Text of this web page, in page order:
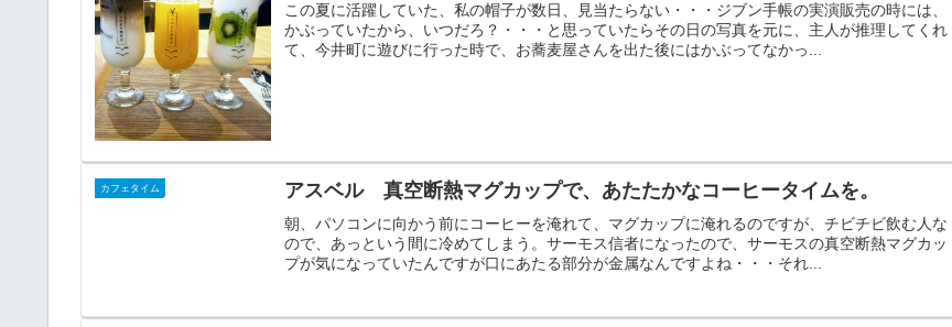
この夏に活躍していた、私の帽子が数日、見当たらない・・・ジブン手帳の実演販売の時には、
かぶっていたから、いつだろ？・・・と思っていたらその日の写真を元に、主人が推理してくれ
て、今井町に遊びに行った時で、お蕎麦屋さんを出た後にはかぶってなかっ...
カフェタイム アスベル 真空断熱マグカップで、あたたかなコーヒータイムを。
朝、パソコンに向かう前にコーヒーを淹れて、マグカップに淹れるのですが、チビチビ飲む人な
ので、あっという間に冷めてしまう。サーモス信者になったので、サーモスの真空断熱マグカッ
プが気になっていたんですが口にあたる部分が金属なんですよね・・・それ...